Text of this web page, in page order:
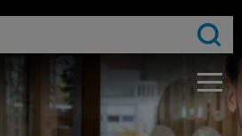
Nederlanders
bij de publieke omroep
media-advies